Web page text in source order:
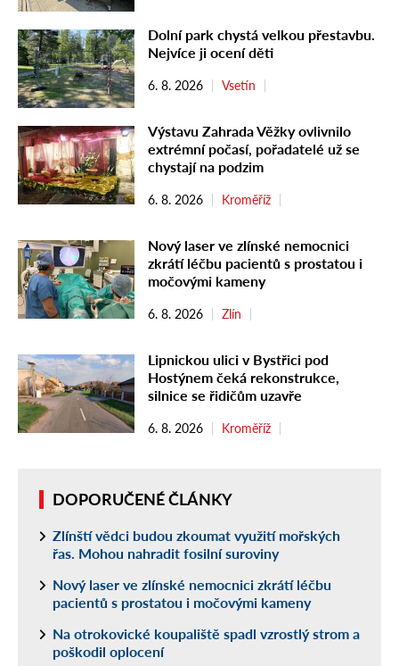
Dolní park chystá velkou přestavbu.
Nejvíce ji ocení děti
6. 8. 2026 Vsetín
Výstavu Zahrada Věžky ovlivnilo
extrémní počasí, pořadatelé už se
chystají na podzim
6. 8. 2026 Kroměříž
Nový laser ve zlínské nemocnici
zkrátí léčbu pacientů s prostatou i
močovými kameny
6. 8. 2026 Zlín
Lipnickou ulici v Bystřici pod
Hostýnem čeká rekonstrukce,
silnice se řidičům uzavře
6. 8. 2026 Kroměříž
DOPORUČENÉ ČLÁNKY
Zlínští vědci budou zkoumat využití mořských
řas. Mohou nahradit fosilní suroviny
Nový laser ve zlínské nemocnici zkrátí léčbu
pacientů s prostatou i močovými kameny
Na otrokovické koupaliště spadl vzrostlý strom a
poškodil oplocení